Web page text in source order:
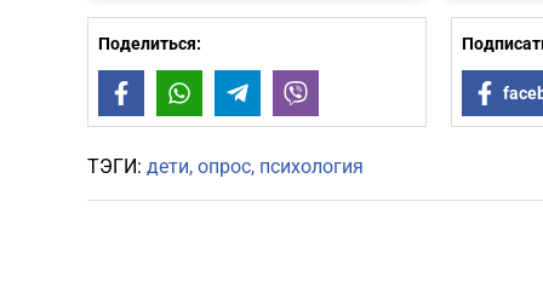
Поделиться:
FacebookWhatsAppTelegram
ТЭГИ: дети опрос психология